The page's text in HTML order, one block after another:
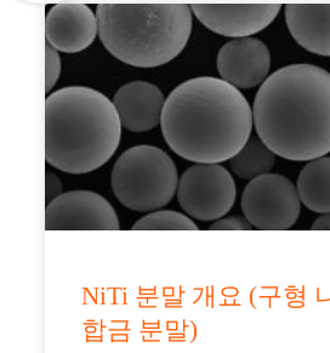
NiTi 분말 개요 (구형
합금 분말)